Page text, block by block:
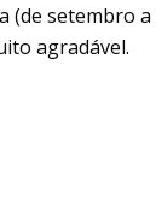
(de setembro a
agradável.